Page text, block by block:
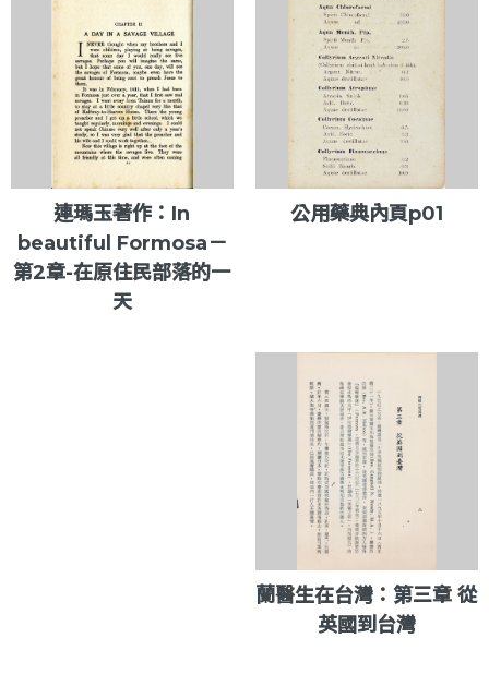
連瑪玉著作：In
beautiful Formosa－
第2章-在原住民部落的一
天
公用藥典內頁p01
蘭醫生在台灣：第三章 從
英國到台灣